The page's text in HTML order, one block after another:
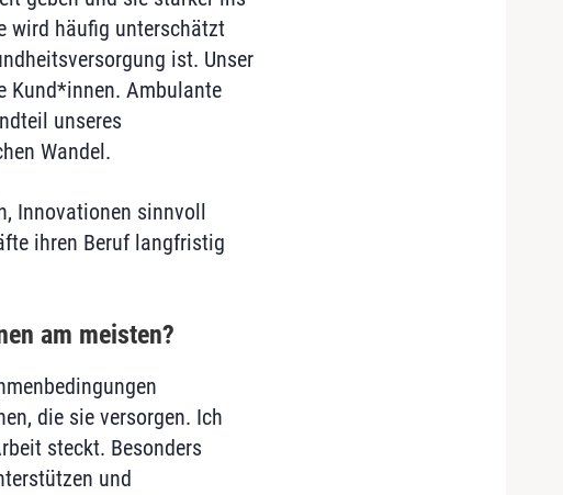
wird häufig unterschätzt
ist. Unser
Kund*innen. Ambulante
unseres
Wandel.
Innovationen sinnvoll
ihren Beruf langfristig
am meisten?
die sie versorgen. Ich
steckt. Besonders
und